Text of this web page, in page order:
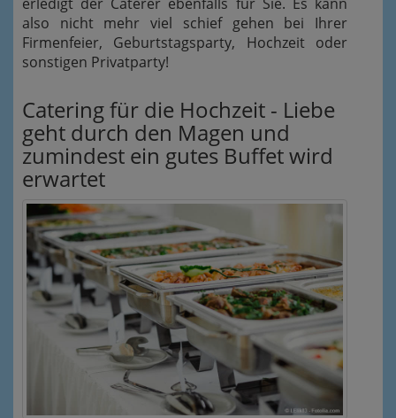
erledigt der Caterer ebenfalls für Sie. Es kann
also nicht mehr viel schief gehen bei Ihrer
Firmenfeier, Geburtstagsparty, Hochzeit oder
sonstigen Privatparty!
Catering für die Hochzeit - Liebe
geht durch den Magen und
zumindest ein gutes Buffet wird
erwartet